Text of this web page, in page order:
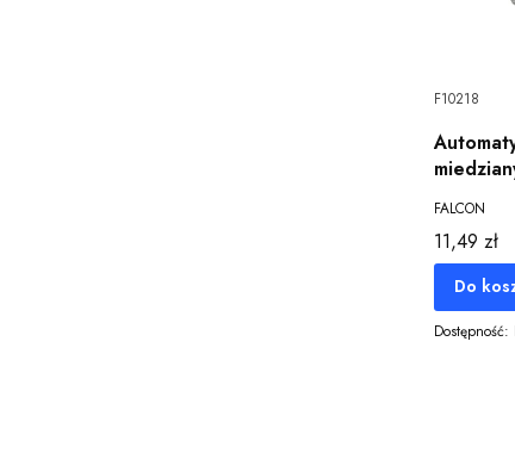
F10218
FALCON
Cena
11,49 zł
Do
Dostępność: